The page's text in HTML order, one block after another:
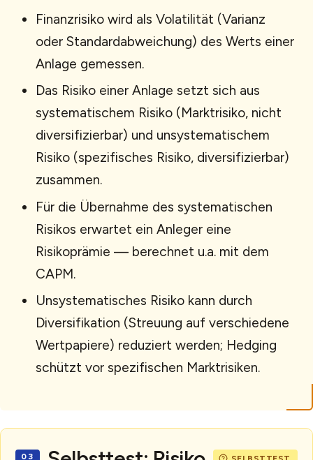
Finanzrisiko wird als Volatilität (Varianz
oder Standardabweichung) des Werts einer
Anlage gemessen.
Das Risiko einer Anlage setzt sich aus
systematischem Risiko (Marktrisiko, nicht
diversifizierbar) und unsystematischem
Risiko (spezifisches Risiko, diversifizierbar)
zusammen.
Für die Übernahme des systematischen
Risikos erwartet ein Anleger eine
Risikoprämie — berechnet u.a. mit dem
CAPM.
Unsystematisches Risiko kann durch
Diversifikation (Streuung auf verschiedene
Wertpapiere) reduziert werden; Hedging
schützt vor spezifischen Marktrisiken.